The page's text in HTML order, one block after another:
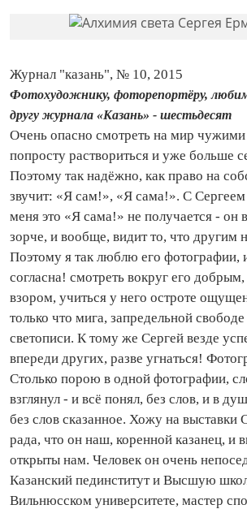
Журнал "казань", № 10, 2015
Фотохудожнику, фоторепортёру,
другу журнала «Казань» - шестьдесят
Очень опасно смотреть на мир
попросту раствориться и уже больше
Поэтому так надёжно, как право на
звучит: «Я сам!», «Я сама!». С
меня это «Я сама!» не получается - он
зорче, и вообще, видит то, что другим
Поэтому я так люблю его фотографии,
согласна! смотреть вокруг его
взором, учиться у него остроте
только что мига, запредельной
светописи. К тому же Сергей везде
впереди других, разве угнаться!
Столько порою в одной фотографии,
взглянул - и всё понял, без слов, и в
без слов сказанное. Хожу на выставки
рада, что он наш, коренной казанец, и
открыты нам. Человек он очень
Казанский пединститут и Высшую
Вильнюсском университете, мастер